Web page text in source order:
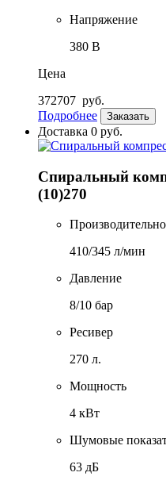
Напряжение
380 В
Цена
372707 руб.
Подробнее
Заказать
Доставка 0 руб.
Спиральный
(10)270
410/345 л/мин
Давление
8/10 бар
Ресивер
270 л.
Мощность
4 кВт
Шумовые
63 дБ